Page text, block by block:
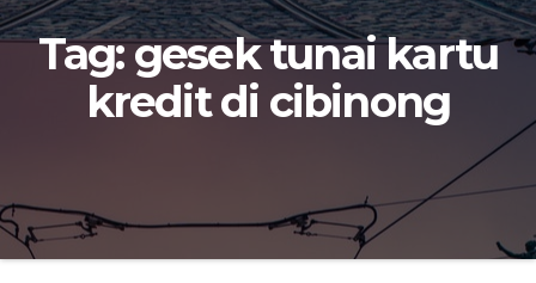
Tag:gesek tunai kartu
kredit di cibinong